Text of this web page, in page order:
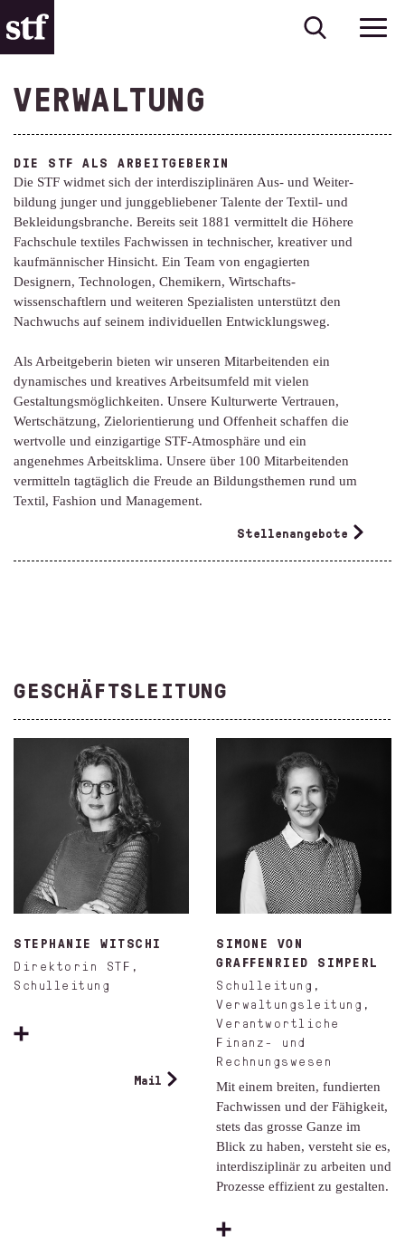
VERWALTUNG
DIE STF ALS ARBEITGEBERIN
Die STF widmet sich der interdiszi­plinären Aus- und Weiter­
bildung junger und jung­gebliebener Talente der Textil- und
Bekleidungs­branche. Bereits seit 1881 vermittelt die Höhere
Fachschule textiles Fachwissen in technischer, kreativer und
kaufmännischer Hinsicht. Ein Team von engagierten
Designern, Technologen, Chemikern, Wirtschafts­
wissenschaftlern und weiteren Spezialisten unterstützt den
Nachwuchs auf seinem individuellen Entwicklungsweg.
Als Arbeitgeberin bieten wir unseren Mitarbeitenden ein
dynamisches und kreatives Arbeits­umfeld mit vielen
Gestaltungs­möglichkeiten. Unsere Kulturwerte Vertrauen,
Wertschätzung, Zielorientierung und Offenheit schaffen die
wertvolle und einzigartige STF-Atmosphäre und ein
angenehmes Arbeitsklima. Unsere über 100 Mitarbeitenden
vermitteln tagtäglich die Freude an Bildungs­themen rund um
Textil, Fashion und Management.
Stellenangebote
GESCHÄFTSLEITUNG
STEPHANIE WITSCHI
Direktorin STF,
Schulleitung
Mail
SIMONE VON
GRAFFENRIED SIMPERL
Schulleitung,
Verwaltungsleitung,
Verantwortliche
Finanz- und
Rechnungswesen
Mit einem breiten, fundierten
Fachwissen und der Fähigkeit,
stets das grosse Ganze im
Blick zu haben, versteht sie es,
interdisziplinär zu arbeiten und
Prozesse effizient zu gestalten.